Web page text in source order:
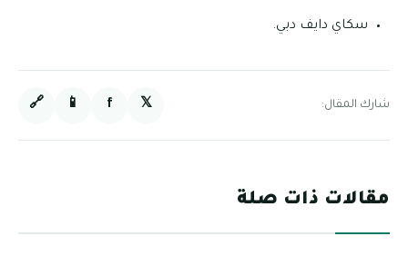
سكاي دايف دبي.
شارك المقال: 𝕏
f
📱
🔗
مقالات ذات صلة